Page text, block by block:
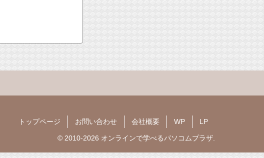
トップページ お問い合わせ 会社概要 WP LP
© 2010-2026 オンラインで学べるパソコムプラザ.